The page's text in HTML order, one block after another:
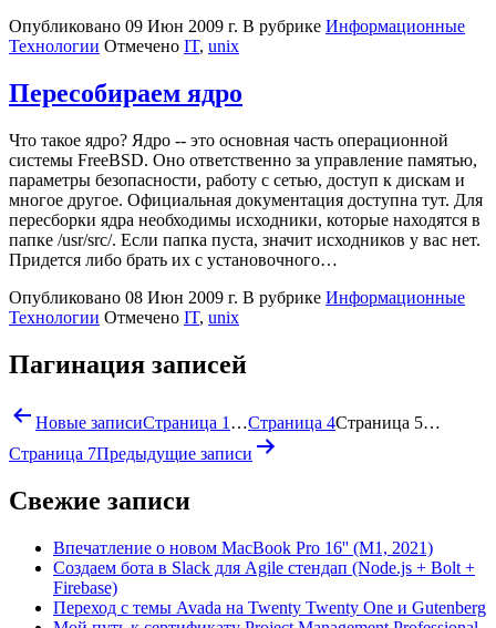
Опубликовано 09 Июн 2009 г. В рубрике Информационные
Технологии Отмечено IT, unix
Пересобираем ядро
Что такое ядро? Ядро -- это основная часть операционной
системы FreeBSD. Оно ответственно за управление памятью,
параметры безопасности, работу с сетью, доступ к дискам и
многое другое. Официальная документация доступна тут. Для
пересборки ядра необходимы исходники, которые находятся в
папке /usr/src/. Если папка пуста, значит исходников у вас нет.
Придется либо брать их с установочного…
Опубликовано 08 Июн 2009 г. В рубрике Информационные
Технологии Отмечено IT, unix
Пагинация записей
Новые записиСтраница 1 …Страница 4Страница 5…
Страница 7Предыдущие записи
Свежие записи
Впечатление о новом MacBook Pro 16'' (M1, 2021)
Создаем бота в Slack для Agile стендап (Node.js + Bolt +
Firebase)
Переход с темы Avada на Twenty Twenty One и Gutenberg